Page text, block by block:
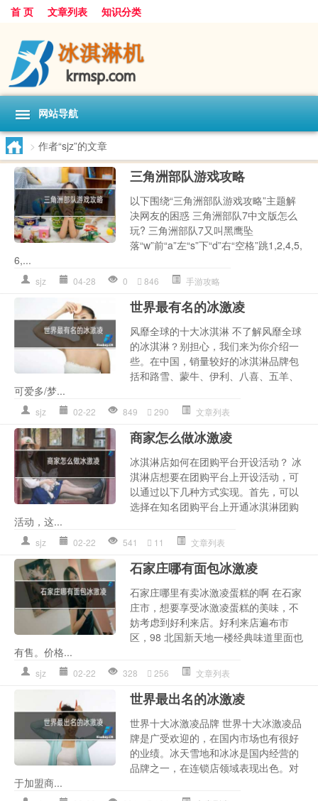
首 页 文章列表 知识分类
网站导航
> 作者“sjz”的文章
三角洲部队游戏攻略
以下围绕“三角洲部队游戏攻略”主题解
决网友的困惑 三角洲部队7中文版怎么
玩? 三角洲部队7又叫黑鹰坠
落“w”前“a”左“s”下“d”右“空格”跳1,2,4,5,
6,...
sjz 04-28 0 846 手游攻略
世界最有名的冰激凌
风靡全球的十大冰淇淋 不了解风靡全球
的冰淇淋？别担心，我们来为你介绍一
些。在中国，销量较好的冰淇淋品牌包
括和路雪、蒙牛、伊利、八喜、五羊、
可爱多/梦...
sjz 02-22 849 290 文章列表
商家怎么做冰激凌
冰淇淋店如何在团购平台开设活动？ 冰
淇淋店想要在团购平台上开设活动，可
以通过以下几种方式实现。首先，可以
选择在知名团购平台上开通冰淇淋团购
活动，这...
sjz 02-22 541 11 文章列表
石家庄哪有面包冰激凌
石家庄哪里有卖冰激凌蛋糕的啊 在石家
庄市，想要享受冰激凌蛋糕的美味，不
妨考虑到好利来店。好利来店遍布市
区，98 北国新天地一楼经典味道里面也
有售。价格...
sjz 02-22 328 256 文章列表
世界最出名的冰激凌
世界十大冰激凌品牌 世界十大冰激凌品
牌是广受欢迎的，在国内市场也有很好
的业绩。冰天雪地和冰冰是国内经营的
品牌之一，在连锁店领域表现出色。对
于加盟商...